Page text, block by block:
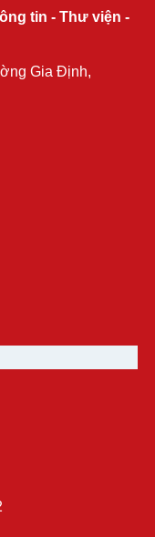
tin - Thư viện -
Gia Định,